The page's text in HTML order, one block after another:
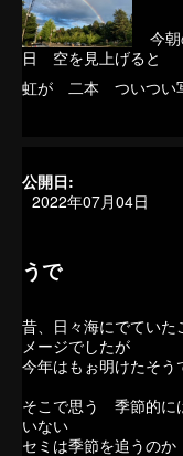
今朝
日 空を見上げると
虹が 二本 ついつい写
公開日:
2022年07月04日
うで
昔、日々海にでてい
メージでしたが
今年はもぉ明けたそう
そこで思う 季節的に
いない
セミは季節を追うの